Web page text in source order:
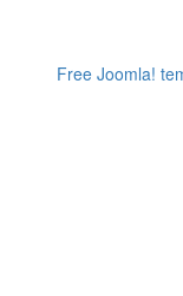
Free Joomla!